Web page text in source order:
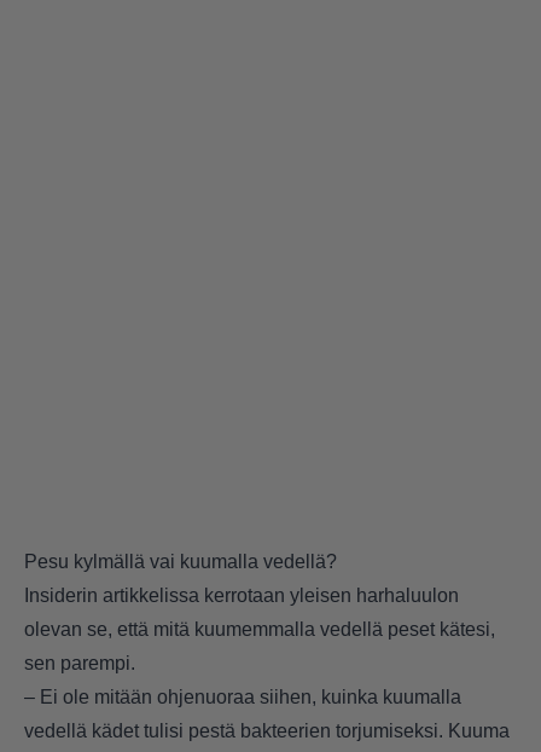
Pesu kylmällä vai kuumalla vedellä?
Insiderin artikkelissa kerrotaan yleisen harhaluulon
olevan se, että mitä kuumemmalla vedellä peset kätesi,
sen parempi.
– Ei ole mitään ohjenuoraa siihen, kuinka kuumalla
vedellä kädet tulisi pestä bakteerien torjumiseksi. Kuuma